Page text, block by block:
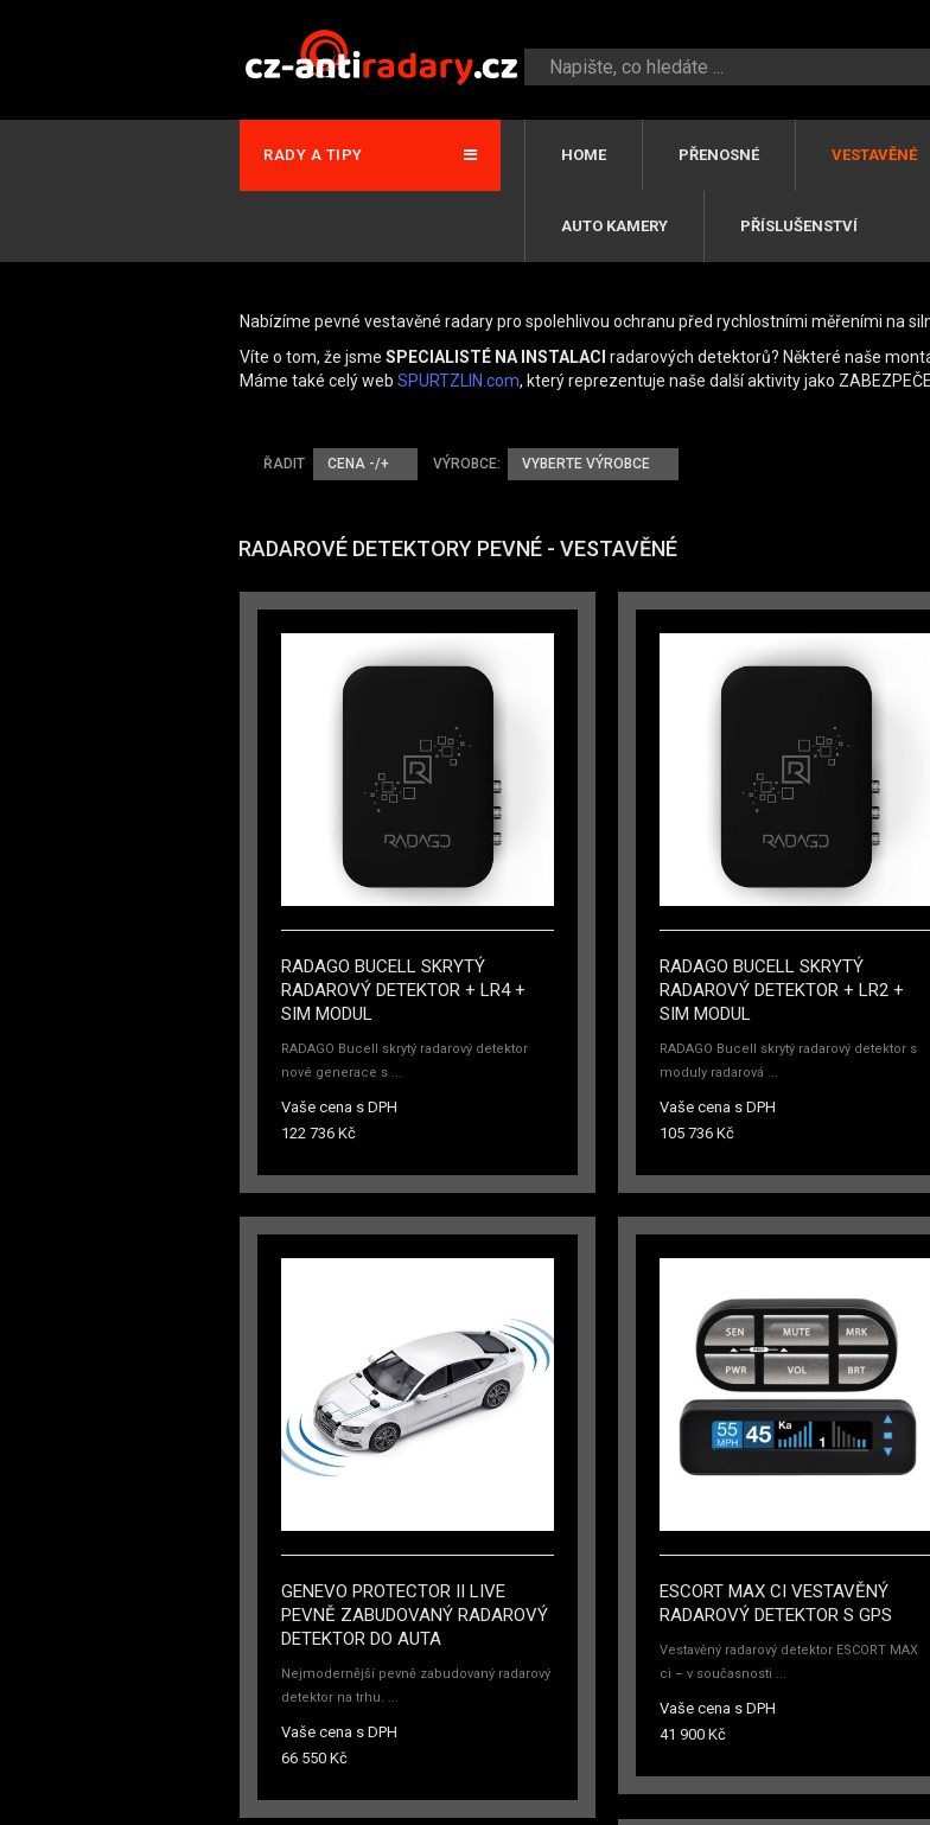
RADY A TIPY HOME PŘENOSNÉ VESTAVĚNÉ
AUTO KAMERY PŘÍSLUŠENSTVÍ
Nabízíme pevné vestavěné radary pro spolehlivou ochranu před rychlostními měřeními na
Víte o tom, že jsme SPECIALISTÉ NA INSTALACI radarových detektorů? Některé naše
Máme také celý web SPURTZLIN.com, který reprezentuje naše další aktivity jako
ŘADIT CENA -/+ VÝROBCE: VYBERTE VÝROBCE
RADAROVÉ DETEKTORY PEVNÉ - VESTAVĚNÉ
RADAGO BUCELL SKRYTÝ
RADAROVÝ DETEKTOR + LR4 +
SIM MODUL
RADAGO Bucell skrytý radarový detektor
nové generace s ...
Vaše cena s DPH
122 736 Kč
RADAGO BUCELL SKRYTÝ
RADAROVÝ DETEKTOR + LR2 +
SIM MODUL
RADAGO Bucell skrytý radarový detektor s
moduly radarová ...
Vaše cena s DPH
105 736 Kč
GENEVO PROTECTOR II LIVE
PEVNĚ ZABUDOVANÝ RADAROVÝ
DETEKTOR DO AUTA
Nejmodernější pevně zabudovaný radarový
detektor na trhu. ...
Vaše cena s DPH
66 550 Kč
ESCORT MAX CI VESTAVĚNÝ
RADAROVÝ DETEKTOR S GPS
Vestavěný radarový detektor ESCORT MAX
ci – v současnosti ...
Vaše cena s DPH
41 900 Kč